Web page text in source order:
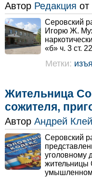
Автор Редакция от
Серовский
Игорю Ж.
«б» ч. 3 ст.
Метки:
Жительница
сожителя,
Автор Андрей
Серовский
уголовному
жительницы